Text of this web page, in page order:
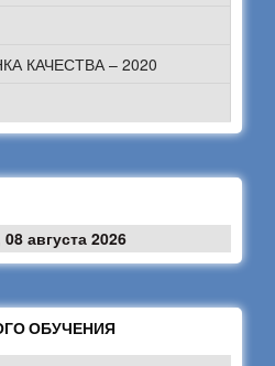
КАЧЕСТВА – 2020
августа 2026
ОБУЧЕНИЯ